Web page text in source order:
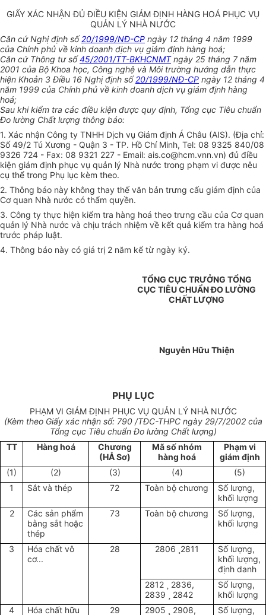
GIẤY XÁC NHẬN ĐỦ ĐIỀU KIỆN GIÁM ĐỊNH HÀNG HOÁ PHỤC VỤ
QUẢN LÝ NHÀ NƯỚC
Căn cứ Nghị định số20/1999/NĐ-CP ngày 12 tháng 4 năm 1999
của Chính phủ về kinh doanh dịch vụ giám định hàng hoá;
Căn cứ Thông tư số45/2001/TT-BKHCNMTngày 25 tháng 7 năm
2001 của Bộ Khoa học, Công nghệ và Môi trường hướng dẫn thực
hiện Khoản 3 Điều 16 Nghị định số20/1999/NĐ-CP ngày 12 tháng 4
năm 1999 của Chính phủ về kinh doanh dịch vụ giám định hàng
hoá;
Sau khi kiểm tra các điều kiện được quy định, Tổng cục Tiêu chuẩn
Đo lường Chất lượng thông báo:
1. Xác nhận Công ty TNHH Dịch vụ Giám định Á Châu (AIS). (Địa chỉ:
Số 49/2 Tú Xương - Quận 3 - TP. Hồ Chí Minh, Tel: 08 9325 840/08
9326 724 - Fax: 08 9321 227 - Email: ais.co@hcm.vnn.vn) đủ điều
kiện giám định phục vụ quản lý Nhà nước trong phạm vi được nêu
cụ thể trong Phụ lục kèm theo.
2. Thông báo này không thay thế văn bản trưng cấu giám định của
Cơ quan Nhà nước có thẩm quyền.
3. Công ty thực hiện kiểm tra hàng hoá theo trưng cầu của Cơ quan
quản lý Nhà nước và chịu trách nhiệm về kết quả kiểm tra hàng hoá
trước pháp luật.
4. Thông báo này có giá trị 2 năm kể từ ngày ký.
TỔNG CỤC TRƯỞNG TỔNG
CỤC TIÊU CHUẨN ĐO LƯỜNG
CHẤT LƯỢNG
Nguyễn Hữu Thiện
PHỤ LỤC
PHẠM VI GIÁM ĐỊNH PHỤC VỤ QUẢN LÝ NHÀ NƯỚC
(Kèm theo Giấy xác nhận số: 790 /TĐC-THPC ngày 29/7/2002 của
Tổng cục Tiêu chuẩn Đo lường Chất lượng)
TT
Hàng hoá
Chương
(HÅ Sơ)
Mã số nhóm
hàng hoá
Phạm vi
giám định
(1)
(2) (3) (4)
(5)
1
Sắt và thép 72 Toàn bộ chương
Số lượng,
khối lượng
2
Các sản phẩm
bằng sắt hoặc
thép
73 Toàn bộ chương
Số lượng,
khối lượng
3
Hóa chất vô
cơ...
28 2806 ¸2811
Số lượng,
khối lượng,
định danh
2812 ¸ 2836,
2839 ¸ 2842
Số lượng,
khối lượng
4
Hóa chất hữu 29 2905 ¸ 2908, Số lượng,